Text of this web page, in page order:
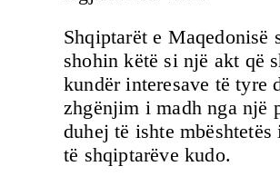
Shqiptarët e Maqedonisë
shohin këtë si një akt që
kundër interesave të tyre
zhgënjim i madh nga një
duhej të ishte
të shqiptarëve kudo.